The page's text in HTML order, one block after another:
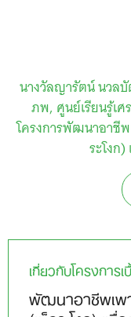
นางวัลญารัตน์ นวล
ภพ ศูนย์เรียนรู้เ
โครงการพัฒนาอาชี
ระโง
เกี่ยวกับโครงการ
พัฒนาอาชีพเพา